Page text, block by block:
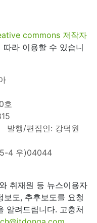
commons 저작자
따라 이용할 수 있습니
호
발행/편집인: 강덕원
4 우)04044
취재원 등 뉴스이용자
도, 추후보도를 요청
알려드립니다. 고충처